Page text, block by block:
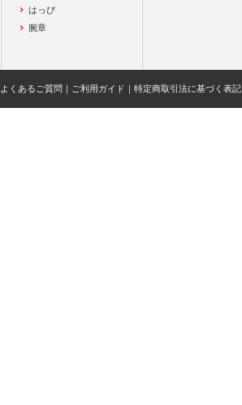
はっぴ
腕章
よくあるご質問 ご利用ガイド 特定商取引法に基づく表記